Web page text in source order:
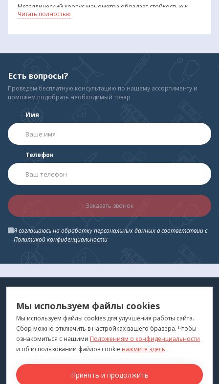
Металлический корпус манометра обладает стойкостью к
повреждениям и ударам. Шкала хорошо читается.
пыли и препятствует появлению помех при измерении
Благодаря клапану воздух из манжеты выпускается
Тонометр MED-61 весит 320 г. Для удобного хранения и
переноски предназначена сумка-чехол.
Читать полностью
Есть вопросы?
Проведем бесплатную консультацию по нашему ассортименту и
поможем подобрать необходимый товар
Имя
Телефон
Заказать звонок
Я соглашаюсь на обработку персональных данных в соответствии с
Политикой конфиденциальности
ДЛЯ ВАС
"Медтехника для Вас"©2026
ПОКУПАТЕЛЯМ
Каталог
Бренды
Для оптовиков
КОНТАКТЫ
г. Владивосток
Мы используем файлы cookies
Мы используем файлы cookies для улучшения работы сайта.
Сбор можно отключить в настройках вашего бразера. Чтобы
ознакомиться с нашими Положениям о конфиденциальности
и об использовании файлов cookie нажмите здесь
Принять и продолжить